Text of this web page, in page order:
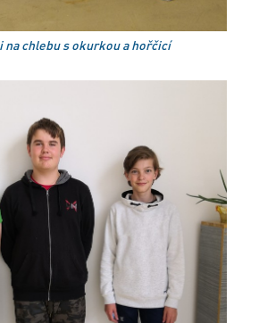
na chlebu s okurkou a hořčicí